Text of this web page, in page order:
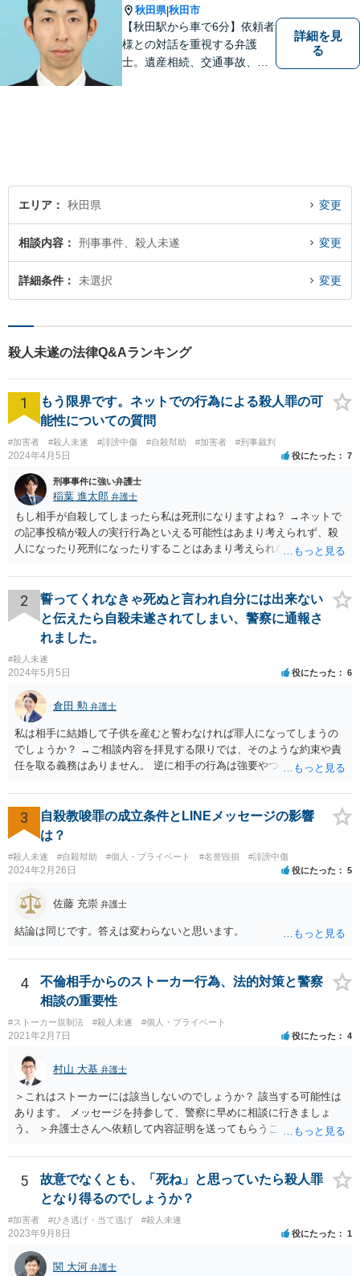
秋田県|秋田市
【秋田駅から車で6分】依頼者
様との対話を重視する弁護
士。遺産相続、交通事故、離
詳細を見
る
エリア 秋田県 変更
相談内容 刑事事件、殺人未遂 変更
詳細条件 未選択 変更
殺人未遂の法律Q&Aランキング
1
もう限界です。ネットでの行為による殺人罪の可
能性についての質問
#加害者 #殺人未遂 #誹謗中傷 #自殺幇助 #加害者 #刑事裁判
2024年4月5日 役にたった 7
刑事事件に強い弁護士
稲葉 進太郎 弁護士
もし相手が自殺してしまったら私は死刑になりますよね？ →ネットで
の記事投稿が殺人の実行行為といえる可能性はあまり考えられず、殺
人になったり死刑になったりすることはあまり考えられないように思
2
誓ってくれなきゃ死ぬと言われ自分には出来ない
と伝えたら自殺未遂されてしまい、警察に通報さ
れました。
#殺人未遂
2024年5月5日 役にたった 6
倉田 勲 弁護士
私は相手に結婚して子供を産むと誓わなければ罪人になってしまうの
でしょうか？ →ご相談内容を拝見する限りでは、そのような約束や責
任を取る義務はありません。 逆に相手の行為は強要やつきまとい行為
あなたの側も警察にご相談された方がいいでしょう。
3
自殺教唆罪の成立条件とLINEメッセージの影響
は？
#殺人未遂 #自殺幇助 #個人・プライベート #名誉毀損 #誹謗中傷
2024年2月26日 役にたった 5
佐藤 充崇 弁護士
結論は同じです。答えは変わらないと思います。
4
不倫相手からのストーカー行為、法的対策と警察
相談の重要性
#ストーカー規制法 #殺人未遂 #個人・プライベート
2021年2月7日 役にたった 4
村山 大基 弁護士
＞これはストーカーには該当しないのでしょうか？ 該当する可能性は
あります。 メッセージを持参して、警察に早めに相談に行きましょ
う。 ＞弁護士さんへ依頼して内容証明を送ってもらうことは可能なの
書面を送ったことを証明する」郵便で、 相手の行動を止める、という
意味では通常の手紙同様の警告にしかなりません。 危害に対する心配
もなさっておられますので、弁護士に依頼するかどうかはともかく、
まずは警察に相談に行くのが良いと思います。
5
故意でなくとも、「死ね」と思っていたら殺人罪
となり得るのでしょうか？
#加害者 #ひき逃げ・当て逃げ #殺人未遂
2023年9月8日 役にたった 1
関 大河 弁護士